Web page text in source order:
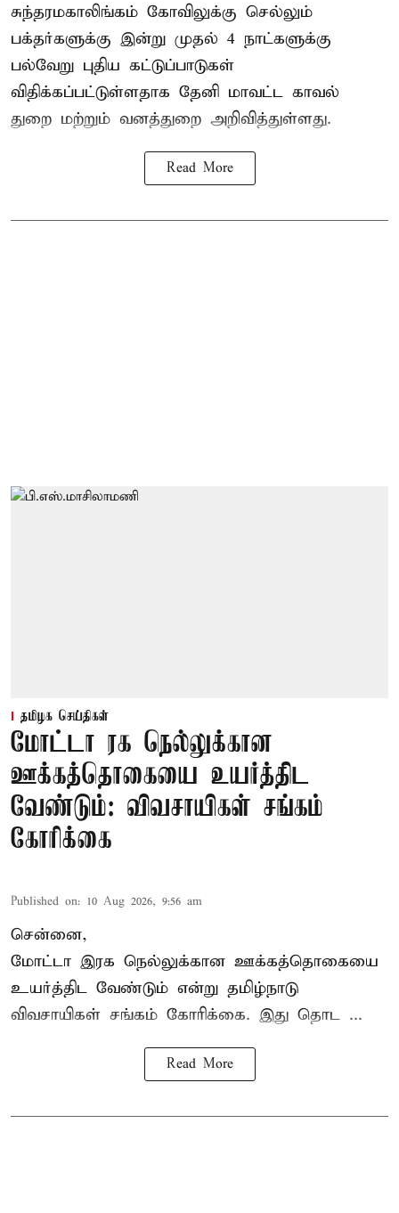
சுந்தரமகாலிங்கம் கோவிலுக்கு செல்லும்
பக்தர்களுக்கு இன்று முதல் 4 நாட்களுக்கு
பல்வேறு புதிய கட்டுப்பாடுகள்
விதிக்கப்பட்டுள்ளதாக தேனி மாவட்ட காவல்
துறை மற்றும் வனத்துறை அறிவித்துள்ளது.
Read More
தமிழக செய்திகள்
மோட்டா ரக நெல்லுக்கான
ஊக்கத்தொகையை உயர்த்திட
வேண்டும்: விவசாயிகள் சங்கம்
கோரிக்கை
Published on: 10 Aug 2026, 9:56 am
சென்னை,
மோட்டா இரக நெல்லுக்கான ஊக்கத்தொகையை
உயர்த்திட வேண்டும் என்று தமிழ்நாடு
விவசாயிகள் சங்கம் கோரிக்கை. இது தொட ...
Read More